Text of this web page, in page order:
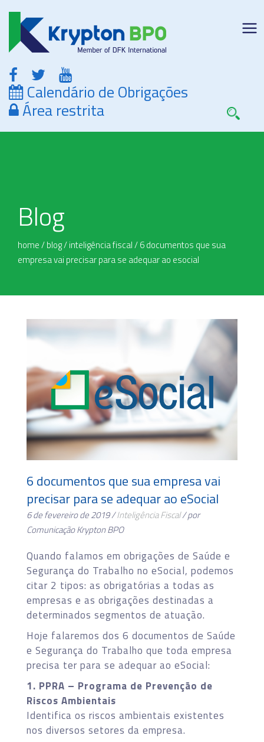
Calendário de Obrigações
Área restrita
Blog
home/blog/inteligência fiscal/6 documentos que sua
empresa vai precisar para se adequar ao esocial
6 documentos que sua empresa vai
precisar para se adequar ao eSocial
6 de fevereiro de 2019 /Inteligência Fiscal/ por
Comunicação Krypton BPO
Quando falamos em obrigações de Saúde e
Segurança do Trabalho no eSocial, podemos
citar 2 tipos: as obrigatórias a todas as
empresas e as obrigações destinadas a
determinados segmentos de atuação.
Hoje falaremos dos 6 documentos de Saúde
e Segurança do Trabalho que toda empresa
precisa ter para se adequar ao eSocial:
1. PPRA – Programa de Prevenção de
Riscos Ambientais
Identifica os riscos ambientais existentes
nos diversos setores da empresa.